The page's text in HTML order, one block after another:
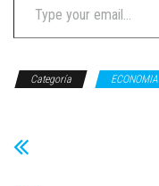
Categoría ECONOMIA